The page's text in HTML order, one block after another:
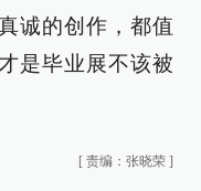
诚的创作，都值
是毕业展不该被
[ 责编：张晓荣 ]